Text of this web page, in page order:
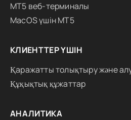
MT5 веб-терминалы
MacOS үшін MT5
КЛИЕНТТЕР ҮШІН
Қаражатты толықтыру және
Құқықтық құжаттар
АНАЛИТИКА